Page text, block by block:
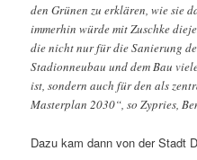
den Grünen zu erklären, wie sie
immerhin würde mit Zuschke
die nicht nur für die Sanierung
Stadionneubau und dem Bau
ist, sondern auch für den als
Masterplan 2030“, so Zypries,
Dazu kam dann von der Stadt